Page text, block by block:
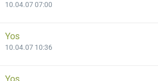
10.04.07 07:00
Yos
10.04.07 10:36
Yos